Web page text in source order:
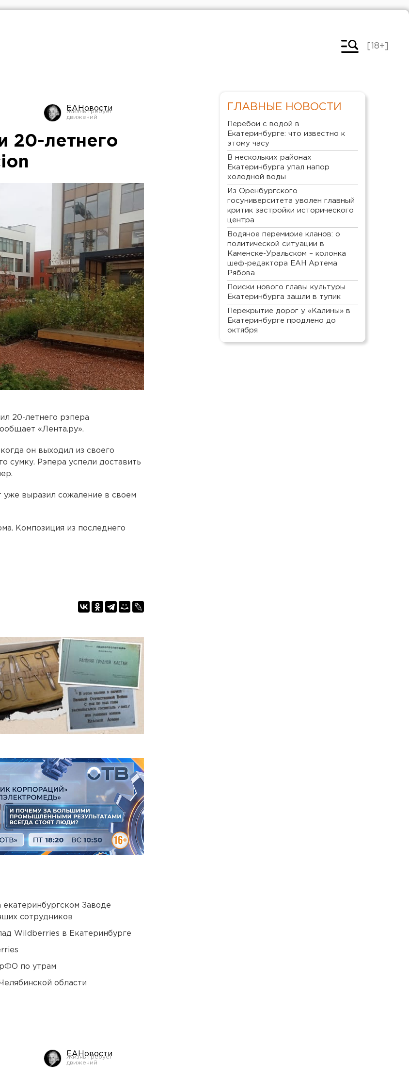
[18+]
ЕАНовости
20-летнего
20-летнего рэпера
«Лента.ру».
он выходил из своего
сумку. Рэпера успели доставить
уже выразил сожаление в своем
Композиция из последнего
Заводе
сотрудников
Wildberries в Екатеринбурге
по утрам
области
ЕАНовости
ГЛАВНЫЕ НОВОСТИ
Перебои с водой в
Екатеринбурге: что известно к
этому часу
В нескольких районах
Екатеринбурга упал напор
холодной воды
Из Оренбургского
госуниверситета уволен главный
критик застройки исторического
центра
Водяное перемирие кланов: о
политической ситуации в
Каменске-Уральском – колонка
шеф-редактора ЕАН Артема
Рябова
Поиски нового главы культуры
Екатеринбурга зашли в тупик
Перекрытие дорог у «Калины» в
Екатеринбурге продлено до
октября